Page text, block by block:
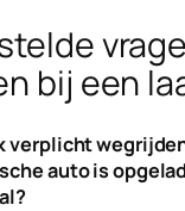
bij een
verplicht
auto is